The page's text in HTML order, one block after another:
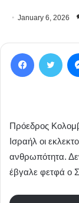
January 6, 2026
Πρόεδρος
Ισραήλ οι
ανθρωπότητα.
έβγαλε φετφά ο